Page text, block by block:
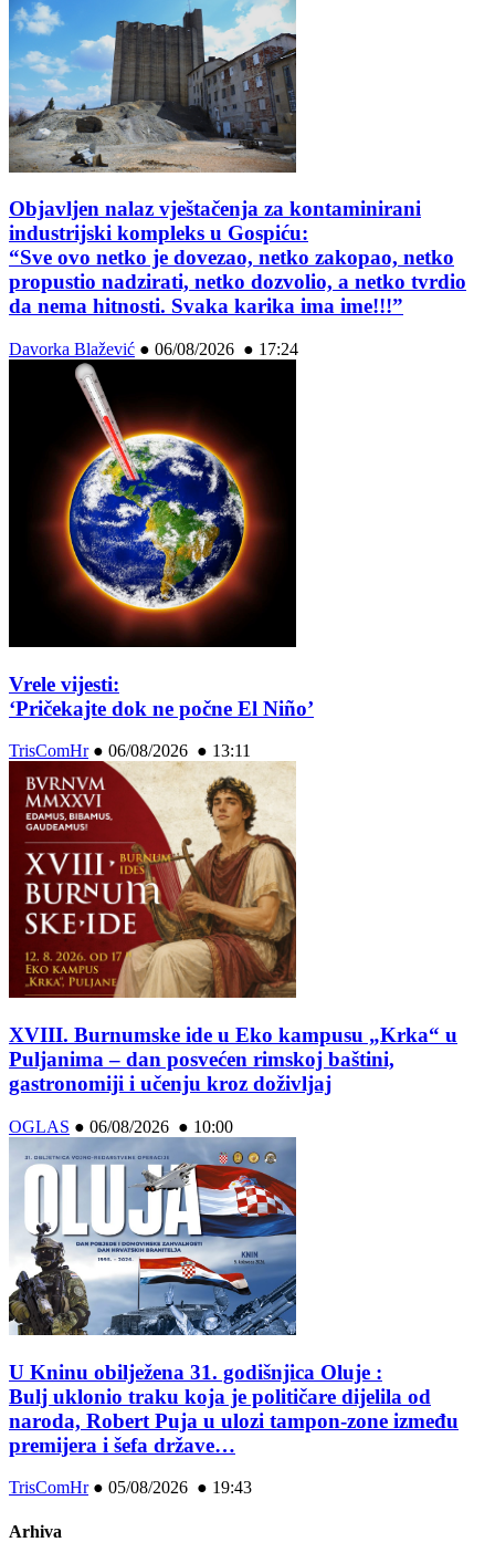
Objavljen nalaz vještačenja za kontaminirani
industrijski kompleks u Gospiću:
“Sve ovo netko je dovezao, netko zakopao, netko
propustio nadzirati, netko dozvolio, a netko tvrdio
da nema hitnosti. Svaka karika ima ime!!!”
Davorka Blažević ● 06/08/2026 ● 17:24
Vrele vijesti:
‘Pričekajte dok ne počne El Niño’
TrisComHr● 06/08/2026 ● 13:11
XVIII. Burnumske ide u Eko kampusu „Krka“ u
Puljanima – dan posvećen rimskoj baštini,
gastronomiji i učenju kroz doživljaj
OGLAS ● 06/08/2026 ● 10:00
U Kninu obilježena 31. godišnjica Oluje :
Bulj uklonio traku koja je političare dijelila od
naroda, Robert Puja u ulozi tampon-zone između
premijera i šefa države…
TrisComHr● 05/08/2026 ● 19:43
Arhiva